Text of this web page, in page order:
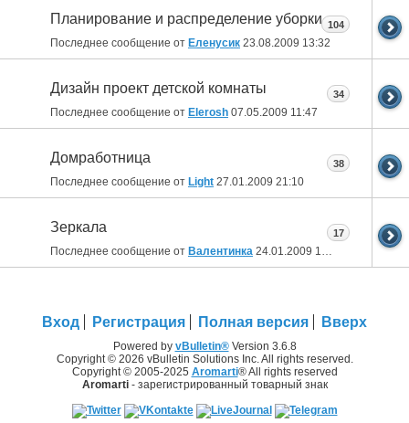
Планирование и распределение уборки
Последнее сообщение от Еленусик 23.08.2009 13:32
104
Дизайн проект детской комнаты
Последнее сообщение от Elerosh 07.05.2009 11:47
34
Домработница
Последнее сообщение от Light 27.01.2009 21:10
38
Зеркала
Последнее сообщение от Валентинка 24.01.2009 12:02
17
Вход Регистрация Полная версия Вверх
Powered by vBulletin®Version 3.6.8
Copyright © 2026 vBulletin Solutions Inc. All rights reserved.
Copyright © 2005-2025 Aromarti® All rights reserved
Aromarti- зарегистрированный товарный знак